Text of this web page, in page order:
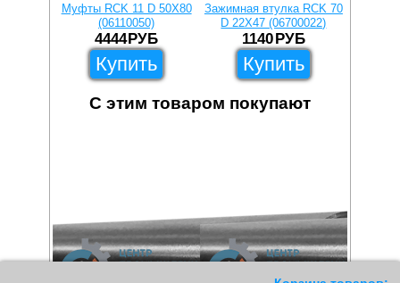
Муфты RCK 11 D 50X80
(06110050)
4444 РУБ
Купить
Зажимная втулка RCK 70
D 22X47 (06700022)
1140 РУБ
Купить
С этим товаром покупают